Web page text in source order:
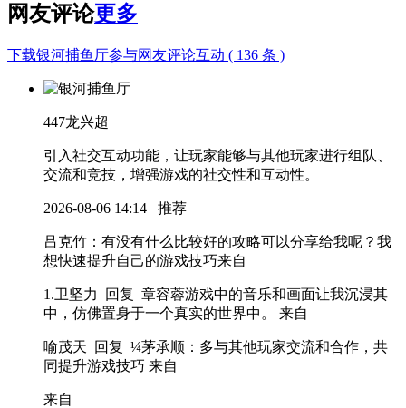
网友评论更多
下载银河捕鱼厅参与网友评论互动 ( 136 条 )
447龙兴超
引入社交互动功能，让玩家能够与其他玩家进行组队、
交流和竞技，增强游戏的社交性和互动性。
2026-08-06 14:14 推荐
吕克竹 ：有没有什么比较好的攻略可以分享给我呢？我
想快速提升自己的游戏技巧来自
1.卫坚力 回复 章容蓉游戏中的音乐和画面让我沉浸其
中，仿佛置身于一个真实的世界中。 来自
喻茂天 回复 ¼茅承顺 ：多与其他玩家交流和合作，共
同提升游戏技巧 来自
来自